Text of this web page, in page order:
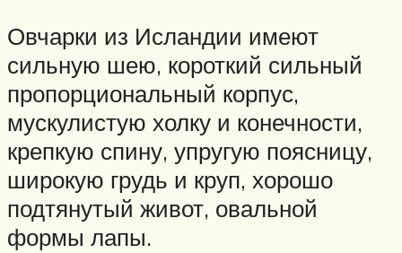
Овчарки из Исландии имеют
сильную шею, короткий сильный
пропорциональный корпус,
мускулистую холку и конечности,
крепкую спину, упругую поясницу,
широкую грудь и круп, хорошо
подтянутый живот, овальной
формы лапы.